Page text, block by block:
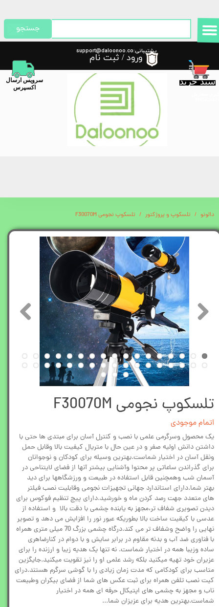
پشتیبانی:support@daloonoo.co
m
سبد خرید
​سرویس ارسال
اکسپرس
جستجو
ورود / ثبت نام
حساب کاربری من
تغییر گذر واژه
سفارشات
خروج از حساب کاربری
دالونو تلسکوپ و پروژکتور تلسکوپ نجومی F30070M
تلسکوپ نجومی F30070M
اتمام موجودی
یک محصول وسرگرمی علمی با نصب و کنترل آسان برای مبتدی ها حتی با
داشتن دانش اولیه صفر و در عین حال با متریال کیفیت بالا وقابل حمل
ونقل آسان در اختیار شماست.بهترین وسیله برای کودکان و نوجوانان
برای گذراندن ساعاتی پر محتوا وآشنایی بیشتر آنها از فضای لایتناحی در
آسمان شب وهمچنین قابل استفاده در طبیعت و ورزشگاهها برای دید
بهتر شما.دارای استاندارد جهانی تجهیزات نجومی وقابلیت نصب فیلتر
های متعدد جهت رصد کردن ماه و خورشید.دارای پیچ تنظیم فوکوس برای
دیدن تصویری شفاف تر،مجهز به یابنده چشمی با دقت بالا و استفاده از
عدسی با کیقیت ساخت بالا بطوریکه عبور نور را افزایش می دهد و تصویر
نهایی را واضح وشفاف تر می کند.درگاه چشمی بزرگ 70 میلی متری همراه
با فناوری ضد آب و بدنه مقاوم در برابر سایش و با دوام در کنارضاهری
ساده وزیبا همه در اختیار شماست. نه تنها یک هدیه زیبا و ارزنده را برای
عزیران خود تهیه میکنید بلکه رشد علمی او را نیز تقویت میکنید.جایگزین
متاسب برای کودکامی که مدت زمان زیادی را با گوشی سرگرم هستند.درای
کیت نصب تلفن همراه برای ثبت عکس های شما از فضای بیکران وطبیعت
ناب و مجهز به چشمی های اپتیکال حرفه ای همه در اختیار
شماست.بهترین هدیه برای عزیزان شما...